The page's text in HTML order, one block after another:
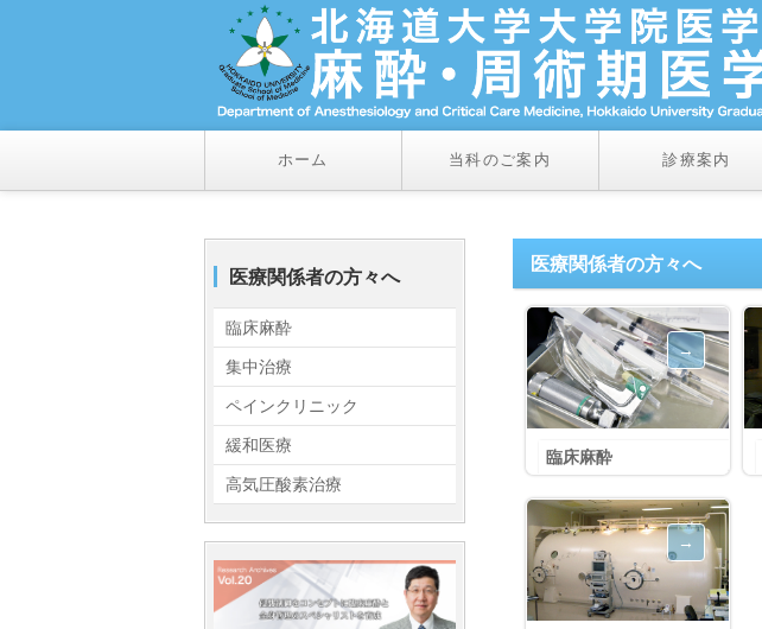
ホーム 当科のご案内 診療案内
医療関係者の方々へ
臨床麻酔
医療関係者の方々へ
臨床麻酔
集中治療
ペインクリニック
緩和医療
高気圧酸素治療